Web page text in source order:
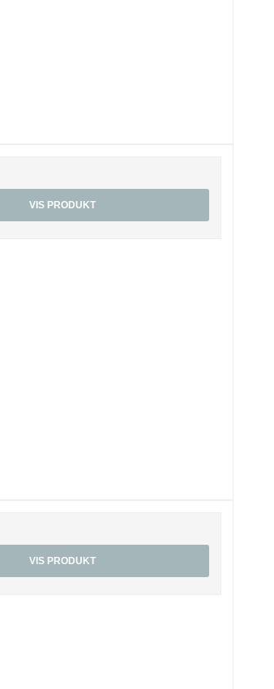
VIS PRODUKT
VIS PRODUKT